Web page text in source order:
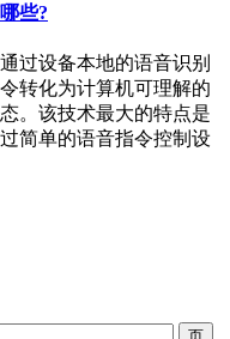
些?
备本地的语音识别
转化为计算机可理解的
。该技术最大的特点是
简单的语音指令控制设